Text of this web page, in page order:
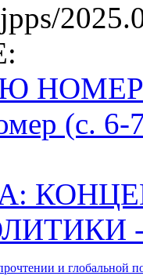
НОМЕР
(с. 6-
и глобальной